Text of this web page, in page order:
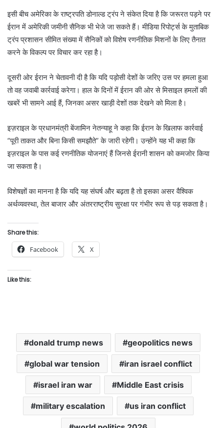
इसी बीच अमेरिका के राष्ट्रपति डोनाल्ड ट्रंप ने संकेत दिया है कि जरूरत पड़ने पर
ईरान में अमेरिकी जमीनी सैनिक भी भेजे जा सकते हैं। मीडिया रिपोर्ट्स के मुताबिक
ट्रंप प्रशासन सीमित संख्या में सैनिकों को विशेष रणनीतिक मिशनों के लिए तैनात
करने के विकल्प पर विचार कर रहा है।
दूसरी ओर ईरान ने चेतावनी दी है कि यदि पड़ोसी देशों के जरिए उस पर हमला हुआ
तो वह जवाबी कार्रवाई करेगा। हाल के दिनों में ईरान की ओर से मिसाइल हमलों की
खबरें भी सामने आई हैं, जिनका असर खाड़ी देशों तक देखने को मिला है।
इज़राइल के प्रधानमंत्री बेंजामिन नेतन्याहू ने कहा कि ईरान के खिलाफ कार्रवाई
“पूरी ताकत और बिना किसी समझौते” के जारी रहेगी। उन्होंने यह भी कहा कि
इज़राइल के पास कई रणनीतिक योजनाएं हैं जिनसे ईरानी शासन को कमजोर किया
जा सकता है।
विशेषज्ञों का मानना है कि यदि यह संघर्ष और बढ़ता है तो इसका असर वैश्विक
अर्थव्यवस्था, तेल बाजार और अंतरराष्ट्रीय सुरक्षा पर गंभीर रूप से पड़ सकता है।
Share this:
Facebook X
Like this:
donald trump news geopolitics news
global war tension iran israel conflict
israel iran war Middle East crisis
military escalation us iran conflict